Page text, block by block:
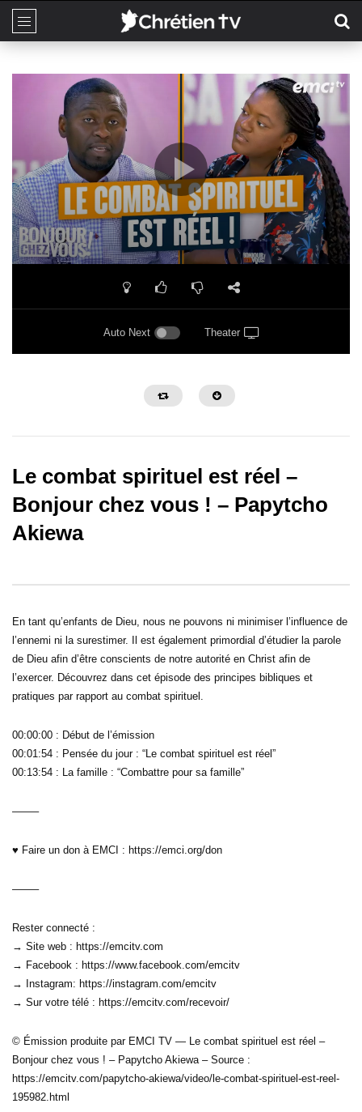
Auto Next Theater
32:29
Le combat spirituel est réel –
Bonjour chez vous ! – Papytcho
Akiewa
En tant qu’enfants de Dieu, nous ne pouvons ni minimiser l’influence de
l’ennemi ni la surestimer. Il est également primordial d’étudier la parole
de Dieu afin d’être conscients de notre autorité en Christ afin de
l’exercer. Découvrez dans cet épisode des principes bibliques et
pratiques par rapport au combat spirituel.
00:00:00 : Début de l’émission
00:01:54 : Pensée du jour : “Le combat spirituel est réel”
00:13:54 : La famille : “Combattre pour sa famille”
——–
♥ Faire un don à EMCI : https://emci.org/don
——–
Rester connecté :
→ Site web : https://emcitv.com
→ Facebook : https://www.facebook.com/emcitv
→ Instagram: https://instagram.com/emcitv
→ Sur votre télé : https://emcitv.com/recevoir/
© Émission produite par EMCI TV — Le combat spirituel est réel –
Bonjour chez vous ! – Papytcho Akiewa – Source :
https://emcitv.com/papytcho-akiewa/video/le-combat-spirituel-est-reel-
195982.html